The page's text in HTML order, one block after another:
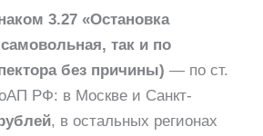
3.27 «Остановка
так и по
без причины) — по ст.
РФ: в Москве и Санкт-
, в остальных регионах